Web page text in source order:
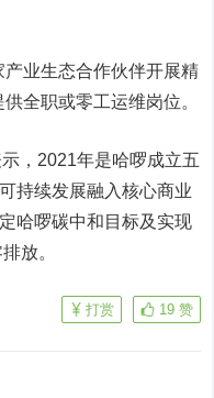
业生态合作伙伴开展精
全职或零工运维岗位。
，2021年是哈啰成立五
持续发展融入核心商业
哈啰碳中和目标及实现
放。
19 赞
打赏